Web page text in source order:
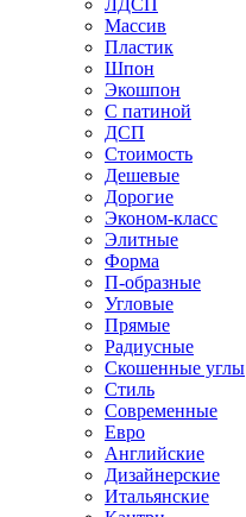
ЛДСП
Массив
Пластик
Шпон
Экошпон
С патиной
ДСП
Стоимость
Дешевые
Дорогие
Эконом-класс
Элитные
Форма
П-образные
Угловые
Прямые
Радиусные
Скошенные углы
Стиль
Современные
Евро
Английские
Дизайнерские
Итальянские